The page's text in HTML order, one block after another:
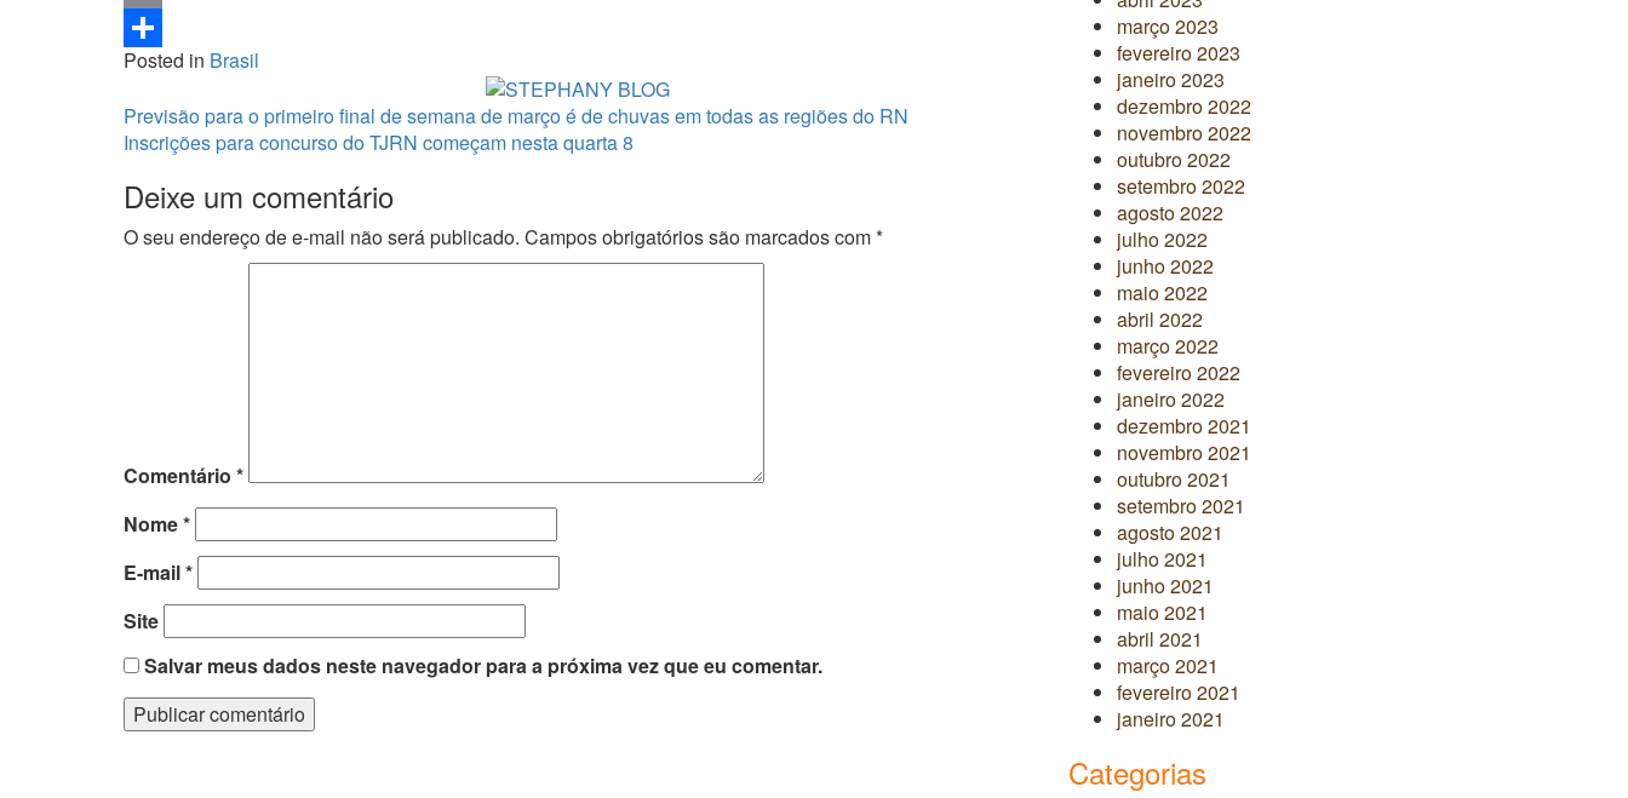
Email
Share
Posted in Brasil
Previsão para o primeiro final de semana de março é de chuvas em todas as regiões do RN
Inscrições para concurso do TJRN começam nesta quarta 8
Deixe um comentário
O seu endereço de e-mail não será publicado. Campos obrigatórios são marcados com*
Comentário *
Nome*
E-mail*
Site
Salvar meus dados neste navegador para a próxima vez que eu comentar.
março 2023
fevereiro 2023
janeiro 2023
dezembro 2022
novembro 2022
outubro 2022
setembro 2022
agosto 2022
julho 2022
junho 2022
maio 2022
abril 2022
março 2022
fevereiro 2022
janeiro 2022
dezembro 2021
novembro 2021
outubro 2021
setembro 2021
agosto 2021
julho 2021
junho 2021
maio 2021
abril 2021
março 2021
fevereiro 2021
janeiro 2021
Categorias